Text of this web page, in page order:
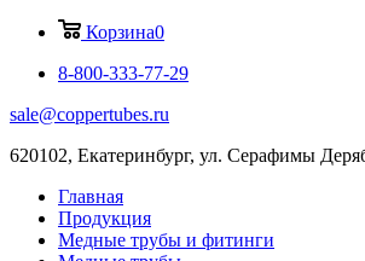
Корзина0
8-800-333-77-29
sale@coppertubes.ru
620102, Екатеринбург, ул. Серафимы
Главная
Продукция
Медные трубы и фитинги